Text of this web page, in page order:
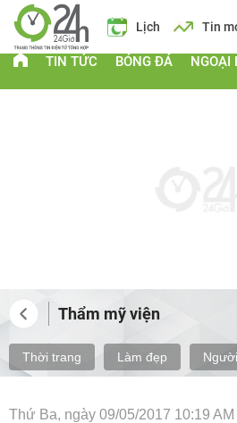
Giá xăng Lịch Tin
TIN TỨC BÓNG ĐÁ NGOẠI
Thẩm mỹ viện
Thời trang Làm đẹp
Thứ Ba, ngày 09/05/2017 10:19 AM